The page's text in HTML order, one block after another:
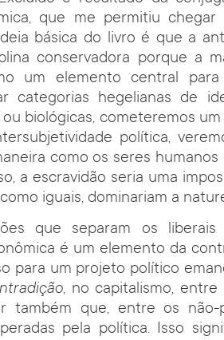
que me permitiu
básica do livro é que a
conservadora porque a
um elemento central
categorias hegelianas de
biológicas, cometeremos
política,
como os seres
a escravidão seria uma
iguais, dominariam a
que separam os
é um elemento da
para um projeto político
, no capitalismo,
também que, entre os
pela política. Isso